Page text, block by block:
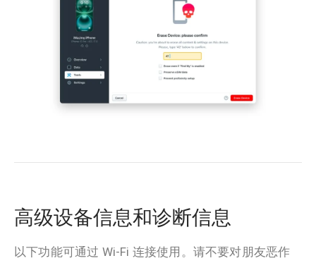
高级设备信息和诊断信息
以下功能可通过 Wi-Fi 连接使用。请不要对朋友恶作